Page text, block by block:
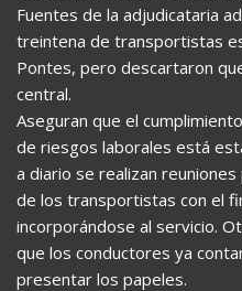
Fuentes de la adjudicataria
treintena de transportistas
Pontes, pero descartaron
central.
Aseguran que el
de riesgos laborales está
a diario se realizan
de los transportistas con el
incorporándose al servicio.
que los conductores ya
presentar los papeles.